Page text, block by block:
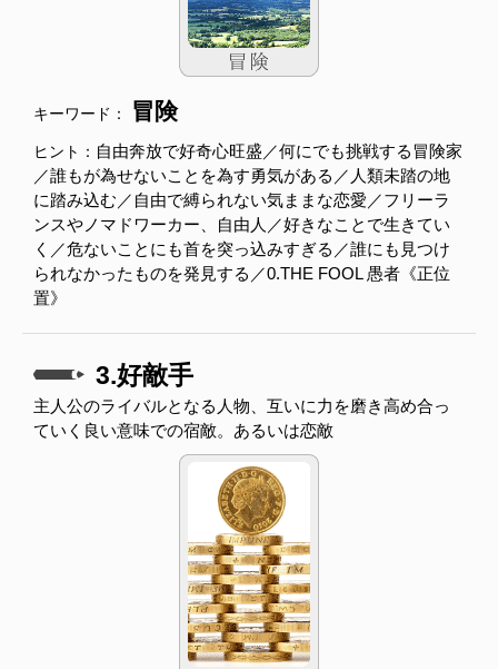
キーワード： 冒険
ヒント： 自由奔放で好奇心旺盛／何にでも挑戦する冒険家
／誰もが為せないことを為す勇気がある／人類未踏の地
に踏み込む／自由で縛られない気ままな恋愛／フリーラ
ンスやノマドワーカー、自由人／好きなことで生きてい
く／危ないことにも首を突っ込みすぎる／誰にも見つけ
られなかったものを発見する／0.THE FOOL 愚者《正位
置》
3.好敵手
主人公のライバルとなる人物、互いに力を磨き高め合っ
ていく良い意味での宿敵。あるいは恋敵